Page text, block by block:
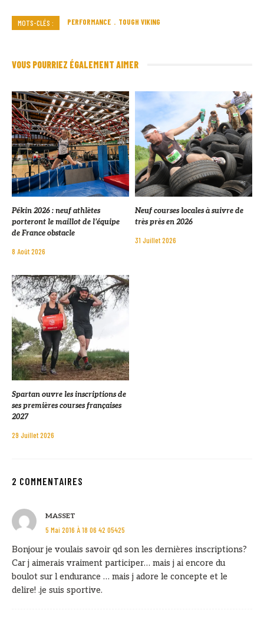
MOTS-CLÉS : PERFORMANCE TOUGH VIKING
VOUS POURRIEZ ÉGALEMENT AIMER
Pékin 2026 : neuf athlètes
porteront le maillot de l’équipe
de France obstacle
8 Août 2026
Neuf courses locales à suivre de
très près en 2026
31 Juillet 2026
Spartan ouvre les inscriptions de
ses premières courses françaises
2027
29 Juillet 2026
2 COMMENTAIRES
MASSET
5 Mai 2016 À 18 06 42 05425
Bonjour je voulais savoir qd son les dernières inscriptions?
Car j aimerais vraiment participer… mais j ai encore du
boulot sur l endurance … mais j adore le concepte et le
delire! .je suis sportive.